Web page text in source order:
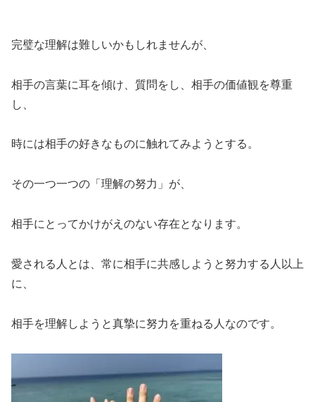
完璧な理解は難しいかもしれませんが、
相手の言葉に耳を傾け、質問をし、相手の価値観を尊重
し、
時には相手の好きなものに触れてみようとする。
その一つ一つの「理解の努力」が、
相手にとってかけがえのない存在となります。
愛される人とは、常に相手に共感しようと努力する人以上
に、
相手を理解しようと真摯に努力を重ねる人なのです。